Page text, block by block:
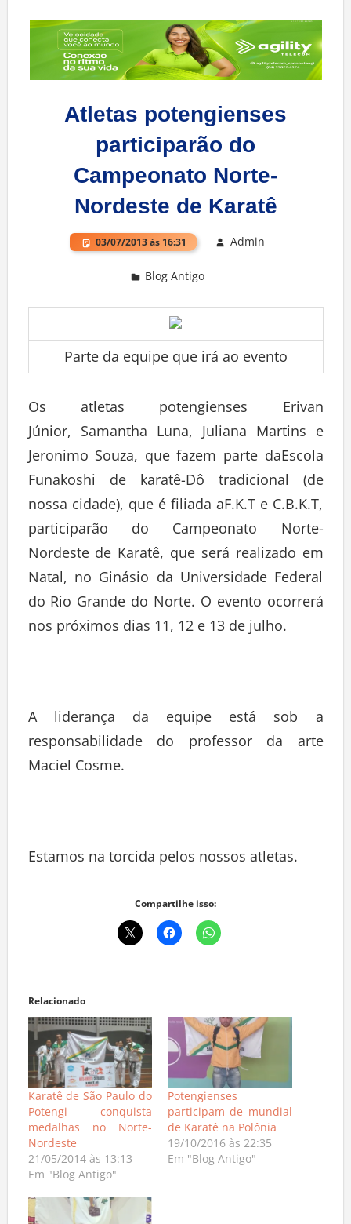
Atletas potengienses
participarão do
Campeonato Norte-
Nordeste de Karatê
03/07/2013 às 16:31 Admin
Blog Antigo
Parte da equipe que irá ao evento
Os atletas potengienses Erivan
Júnior, Samantha Luna, Juliana Martins e
Jeronimo Souza, que fazem parte daEscola
Funakoshi de karatê-Dô tradicional (de
nossa cidade), que é filiada aF.K.T e C.B.K.T,
participarão do Campeonato Norte-
Nordeste de Karatê, que será realizado em
Natal, no Ginásio da Universidade Federal
do Rio Grande do Norte. O evento ocorrerá
nos próximos dias 11, 12 e 13 de julho.
A liderança da equipe está sob a
responsabilidade do professor da arte
Maciel Cosme.
Estamos na torcida pelos nossos atletas.
Compartilhe isso:
Relacionado
Karatê de São Paulo do
Potengi conquista
medalhas no Norte-
Nordeste
21/05/2014 às 13:13
Em "Blog Antigo"
Potengienses
participam de mundial
de Karatê na Polônia
19/10/2016 às 22:35
Em "Blog Antigo"